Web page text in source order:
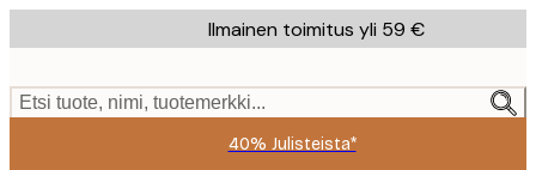
to
content.
Ilmainen toimitus yli 59 €
Etsi tuote, nimi, tuotemerkki...
40% Julisteista*